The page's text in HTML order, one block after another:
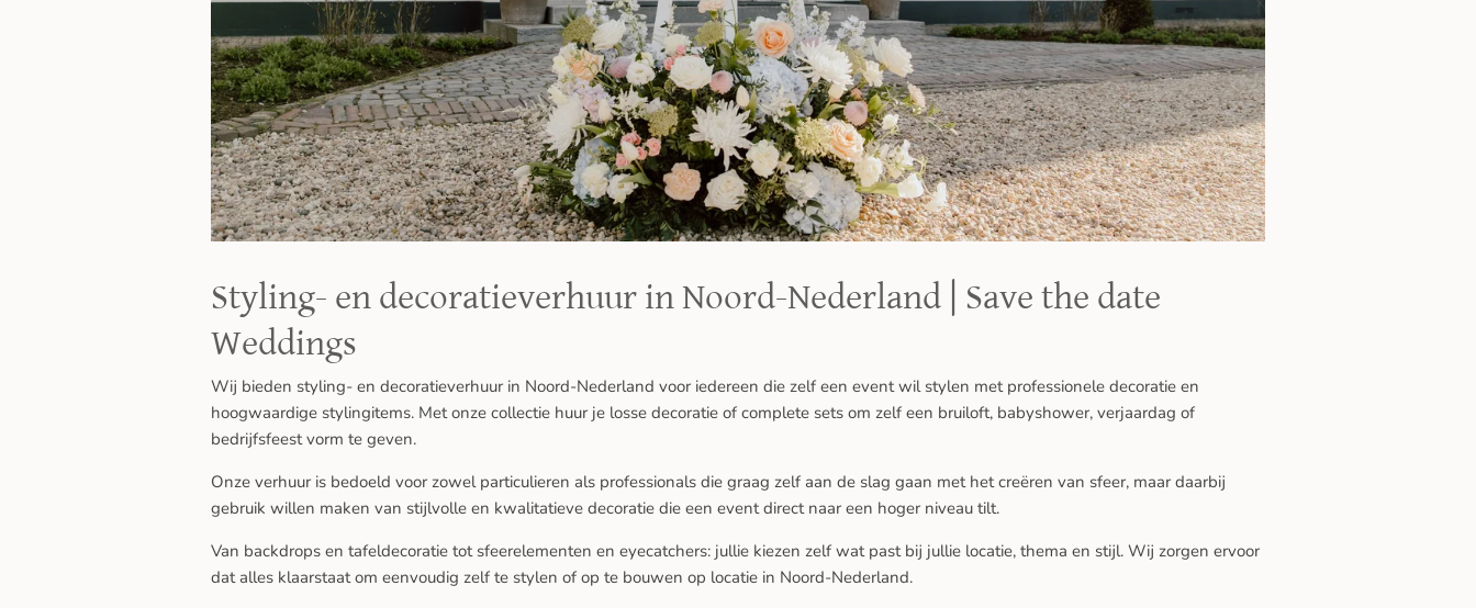
Styling- en decoratieverhuur in Noord-Nederland | Save the date
Weddings
Wij bieden styling- en decoratieverhuur in Noord-Nederland voor iedereen die zelf een event wil stylen met professionele decoratie en
hoogwaardige stylingitems. Met onze collectie huur je losse decoratie of complete sets om zelf een bruiloft, babyshower, verjaardag of
bedrijfsfeest vorm te geven.
Onze verhuur is bedoeld voor zowel particulieren als professionals die graag zelf aan de slag gaan met het creëren van sfeer, maar daarbij
gebruik willen maken van stijlvolle en kwalitatieve decoratie die een event direct naar een hoger niveau tilt.
Van backdrops en tafeldecoratie tot sfeerelementen en eyecatchers: jullie kiezen zelf wat past bij jullie locatie, thema en stijl. Wij zorgen ervoor
dat alles klaarstaat om eenvoudig zelf te stylen of op te bouwen op locatie in Noord-Nederland.